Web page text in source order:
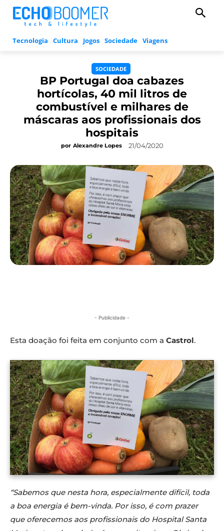
Tecnologia Cultura Jogos Sociedade Viagens
SOCIEDADE
BP Portugal doa cabazes
hortícolas, 40 mil litros de
combustível e milhares de
máscaras aos profissionais dos
hospitais
por Alexandre Lopes 21/04/2020
- Publicidade -
Esta doação foi feita em conjunto com a Castrol.
“Sabemos que nesta hora, especialmente difícil, toda
a boa energia é bem-vinda. Por isso, é com prazer
que oferecemos aos profissionais do Hospital Santa